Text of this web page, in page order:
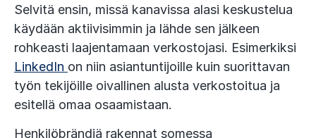
Selvitä ensin, missä kanavissa alasi keskustelua
käydään aktiivisimmin ja lähde sen jälkeen
rohkeasti laajentamaan verkostojasi. Esimerkiksi
LinkedIn on niin asiantuntijoille kuin suorittavan
työn tekijöille oivallinen alusta verkostoitua ja
esitellä omaa osaamistaan.
Henkilöbrändiä rakennat somessa